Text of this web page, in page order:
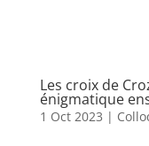
Les croix de
énigmatique
1 Oct 2023 |